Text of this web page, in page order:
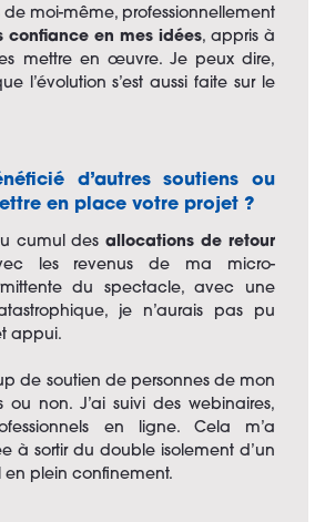
de moi-même, professionnellement
confiance en mes idées, appris à
mettre en œuvre. Je peux dire,
l’évolution s’est aussi faite sur le
d’autres soutiens ou
en place votre projet ?
cumul desallocations de retour
les revenus de ma micro-
du spectacle, avec une
je n’aurais pas pu
appui.
de soutien de personnes de mon
ou non. J’ai suivi des webinaires,
en ligne. Cela m’a
à sortir du double isolement d’un
en plein confinement.